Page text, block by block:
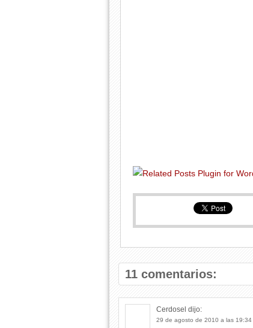
11 comentarios:
Cerdosel dijo:
29 de agosto de 2010 a las 19:34